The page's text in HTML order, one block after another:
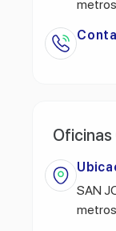
Oficinas
SAN